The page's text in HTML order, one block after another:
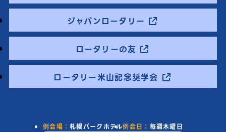
ジャパンロータリー
ロータリーの友
ロータリー米山記念奨学会
例会場：札幌パークホテル例会日： 毎週木曜日